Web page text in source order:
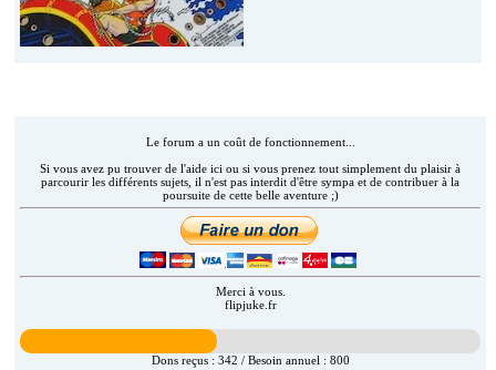
Le forum a un coût de fonctionnement...
Si vous avez pu trouver de l'aide ici ou si vous prenez tout simplement du plaisir à
parcourir les différents sujets, il n'est pas interdit d'être sympa et de contribuer à la
poursuite de cette belle aventure ;)
Merci à vous.
flipjuke.fr
Dons reçus : 342 / Besoin annuel : 800